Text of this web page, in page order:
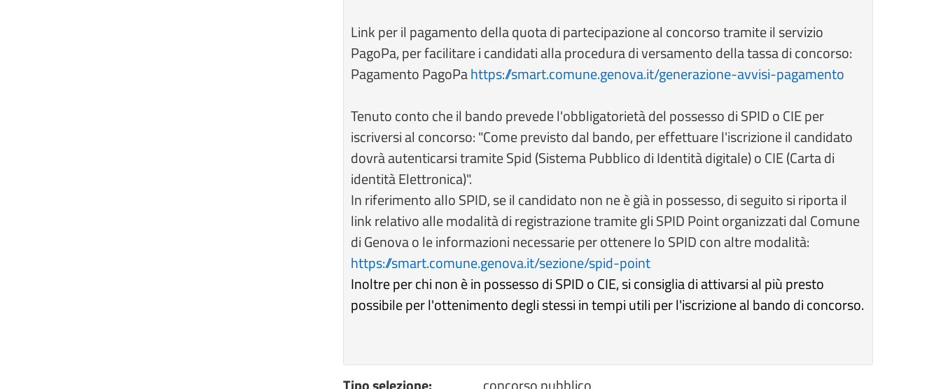
Link per il pagamento della quota di partecipazione al concorso tramite il servizio
PagoPa, per facilitare i candidati alla procedura di versamento della tassa di concorso:
Pagamento PagoPahttps://smart.comune.genova.it/generazione-avvisi-pagamento
Tenuto conto che il bando prevede l'obbligatorietà del possesso di SPID o CIE per
iscriversi al concorso: "Come previsto dal bando, per effettuare l'iscrizione il candidato
dovrà autenticarsi tramite Spid (Sistema Pubblico di Identità digitale) o CIE (Carta di
identità Elettronica)".
In riferimento allo SPID, se il candidato non ne è già in possesso, di seguito si riporta il
link relativo alle modalità di registrazione tramite gli SPID Point organizzati dal Comune
di Genova o le informazioni necessarie per ottenere lo SPID con altre modalità:
https://smart.comune.genova.it/sezione/spid-point
Inoltre per chi non è in possesso di SPID o CIE, si consiglia di attivarsi al più presto
possibile per l'ottenimento degli stessi in tempi utili per l'iscrizione al bando di concorso.